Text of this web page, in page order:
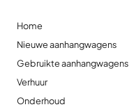
Home
Nieuwe aanhangwagens
Gebruikte aanhangwagens
Verhuur
Onderhoud